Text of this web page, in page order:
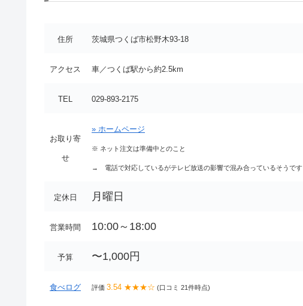
住所 茨城県つくば市松野木93-18
アクセス 車／つくば駅から約2.5km
TEL 029-893-2175
お取り寄
せ
» ホームページ
※ ネット注文は準備中とのこと
→ 電話で対応しているがテレビ放送の影響で混み合っているそうです
定休日 月曜日
営業時間 10:00～18:00
予算 〜1,000円
食べログ 評価 3.54 ★★★☆ (口コミ 21件時点)